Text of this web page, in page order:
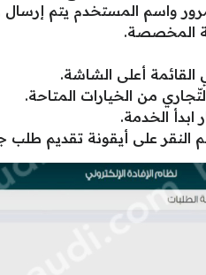
واسم المستخدم يتم
المخصصة.
القائمة أعلى الشاشة.
من الخيارات المتاحة.
ابدأ الخدمة.
على أيقونة تقديم طلب